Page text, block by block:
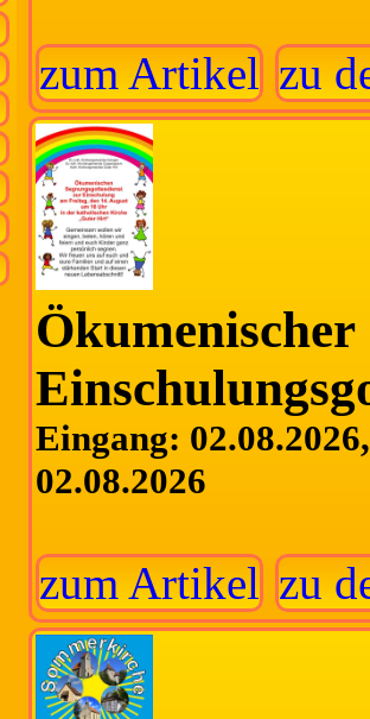
zum Artikel zu
Ökumenischer
Eingang:
02.08.2026
zum Artikel zu